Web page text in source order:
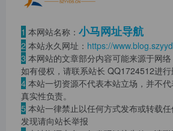
1 本网站名称： 小马网址导航
2 本站永久网址： https://
3 本网站的文章部分内容可能来源于网
如有侵权，请联系站长 QQ1724512进行
4 本站一切资源不代表本站立场，并不
真实性负责。
5 本站一律禁止以任何方式发布或转载
发现请向站长举报